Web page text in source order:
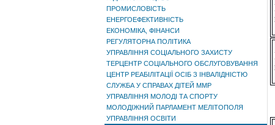
ПРОМИСЛОВІСТЬ
ЕНЕРГОЕФЕКТИВНІСТЬ
ЕКОНОМІКА, ФІНАНСИ
РЕГУЛЯТОРНА ПОЛІТИКА
УПРАВЛІННЯ СОЦІАЛЬНОГО ЗАХИСТУ
ТЕРЦЕНТР СОЦІАЛЬНОГО ОБСЛУГОВУВАННЯ
ЦЕНТР РЕАБІЛІТАЦІЇ ОСІБ З ІНВАЛІДНІСТЮ
СЛУЖБА У СПРАВАХ ДІТЕЙ ММР
УПРАВЛІННЯ МОЛОДІ ТА СПОРТУ
МОЛОДІЖНИЙ ПАРЛАМЕНТ МЕЛІТОПОЛЯ
УПРАВЛІННЯ ОСВІТИ